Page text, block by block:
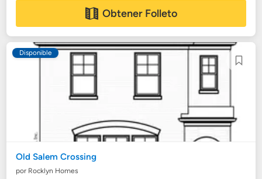
Obtener Folleto
Disponible
Old Salem Crossing
por Rocklyn Homes